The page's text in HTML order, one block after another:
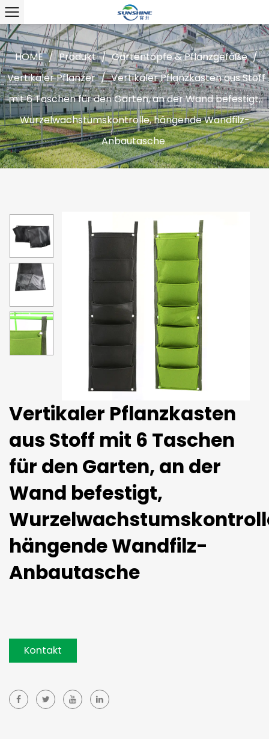
HOME / Produkt / Gartentöpfe & Pflanzgefäße /
Vertikaler Pflanzer / Vertikaler Pflanzkasten aus Stoff
mit 6 Taschen für den Garten, an der Wand befestigt,
Wurzelwachstumskontrolle, hängende Wandfilz-
Anbautasche
Vertikaler Pflanzkasten
aus Stoff mit 6 Taschen
für den Garten, an der
Wand befestigt,
hängende Wandfilz-
Anbautasche
Kontakt